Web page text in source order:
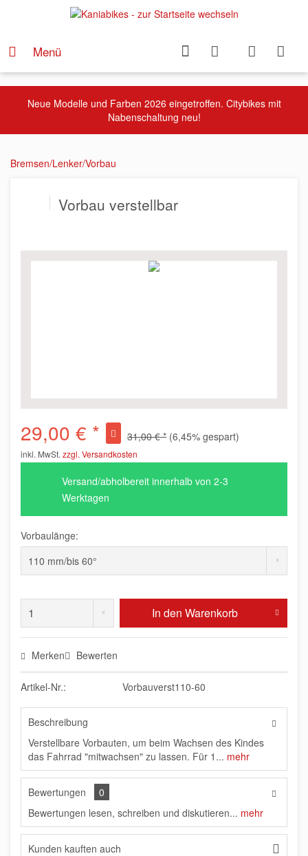
Menü
Neue Modelle und Farben 2026 eingetroffen. Citybikes mit
Nabenschaltung neu!
Bremsen/Lenker/Vorbau
Vorbau verstellbar
29,00 € * 31,00 € * (6,45% gespart)
inkl. MwSt. zzgl. Versandkosten
Versand/abholbereit innerhalb von 2-3
Werktagen
Vorbaulänge:
In den Warenkorb
Merken Bewerten
Artikel-Nr.: Vorbauverst110-60
Beschreibung
Verstellbare Vorbauten, um beim Wachsen des Kindes
das Fahrrad "mitwachsen" zu lassen. Für 1... mehr
Bewertungen
0
Bewertungen lesen, schreiben und diskutieren... mehr
Kunden kauften auch